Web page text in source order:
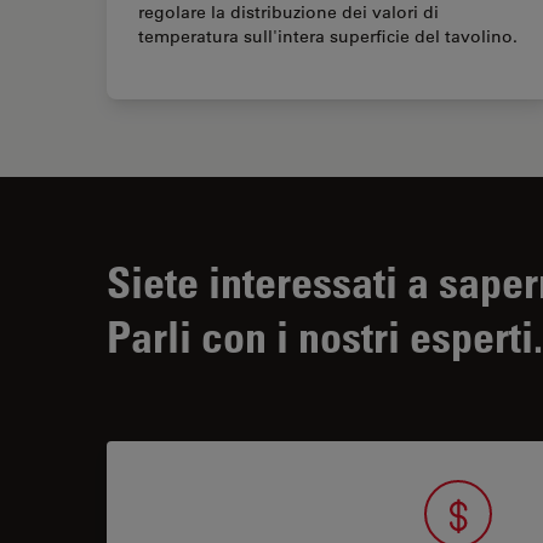
regolare la distribuzione dei valori di
temperatura sull'intera superficie del tavolino.
Siete interessati a
Parli con i nostri esperti.